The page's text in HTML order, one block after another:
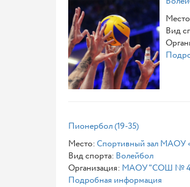
Вид
Пионербол (19-35)
Место: Спортивный зал
Вид спорта: Волейбол
Организация: МАОУ "СОШ №
Подробная информация